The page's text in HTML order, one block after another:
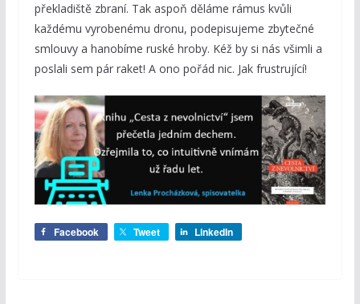
překladiště zbraní. Tak aspoň děláme rámus kvůli
každému vyrobenému dronu, podepisujeme zbytečné
smlouvy a hanobíme ruské hroby. Kéž by si nás všimli a
poslali sem pár raket! A ono pořád nic. Jak frustrující!
Facebook Tweet LinkedIn